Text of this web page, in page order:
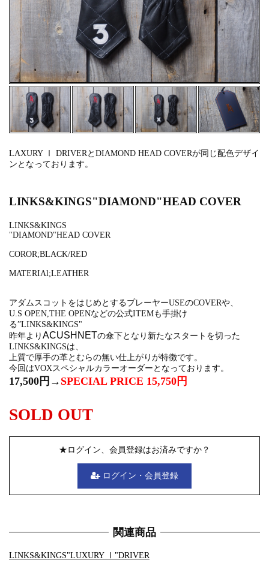
LAXURY Ⅰ DRIVERとDIAMOND HEAD COVERが同じ配色デザイ
ンとなっております。
LINKS&KINGS"DIAMOND"HEAD COVER
LINKS&KINGS
"DIAMOND"HEAD COVER
COROR;BLACK/RED
MATERIAl;LEATHER
アダムスコットをはじめとするプレーヤーUSEのCOVERや、
U.S OPEN,THE OPENなどの公式ITEMも手掛け
る”LINKS&KINGS"
昨年より ACUSHNETの傘下となり新たなスタートを切った
LINKS&KINGSは、
上質で厚手の革とむらの無い仕上がりが特徴です。
今回はVOXスペシャルカラーオーダーとなっております。
17,500円→ SPECIAL PRICE 15,750円
SOLD OUT
★ログイン、会員登録はお済みですか？
ログイン・会員登録
関連商品
LINKS&KINGS"LUXURY Ⅰ"DRIVER